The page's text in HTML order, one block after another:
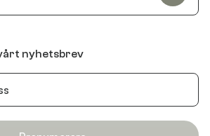
nyhetsbrev